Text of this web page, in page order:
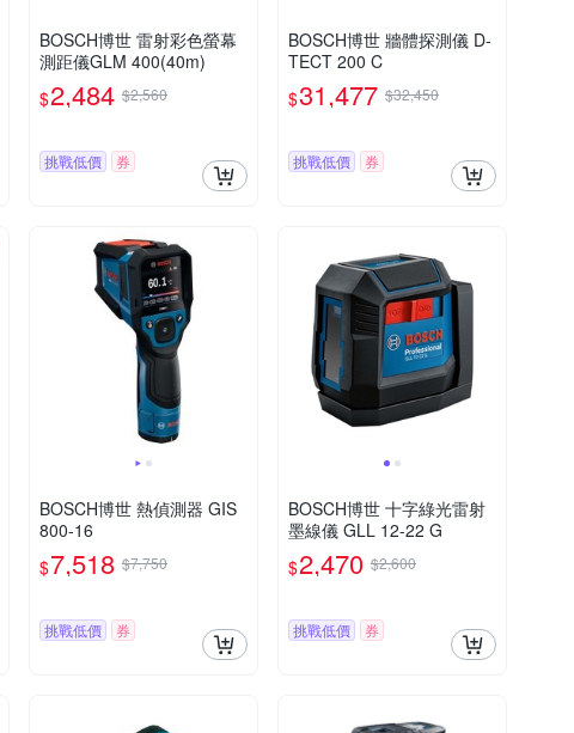
BOSCH博世 雷射彩色螢幕
測距儀GLM 400(40m)
$2,484 $2,560
挑戰低價 券
BOSCH博世 牆體探測儀 D-
TECT 200 C
$31,477 $32,450
挑戰低價 券
BOSCH博世 熱偵測器 GIS
800-16
$7,518 $7,750
挑戰低價 券
BOSCH博世 十字綠光雷射
墨線儀 GLL 12-22 G
$2,470 $2,600
挑戰低價 券